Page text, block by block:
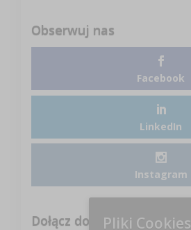
Obserwuj nas
Facebook
LinkedIn
Instagram
Dołącz do nas na FB!
Pliki Cookies